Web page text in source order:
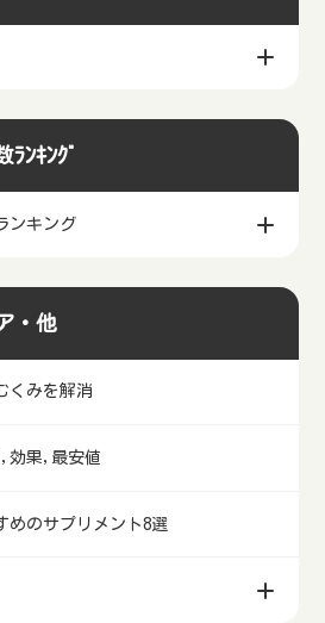
ﾗﾝｷﾝｸﾞ
ンキング
・他
くみを解消
,効果,最安値
めのサプリメント8選